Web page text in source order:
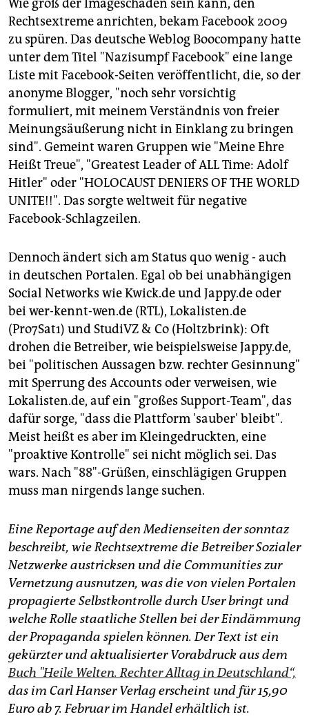
Wie groß der Imageschaden sein kann, den
Rechtsextreme anrichten, bekam Facebook 2009
zu spüren. Das deutsche Weblog Boocompany hatte
unter dem Titel "Nazisumpf Facebook" eine lange
Liste mit Facebook-Seiten veröffentlicht, die, so der
anonyme Blogger, "noch sehr vorsichtig
formuliert, mit meinem Verständnis von freier
Meinungsäußerung nicht in Einklang zu bringen
sind". Gemeint waren Gruppen wie "Meine Ehre
Heißt Treue", "Greatest Leader of ALL Time: Adolf
Hitler" oder "HOLOCAUST DENIERS OF THE WORLD
UNITE!!". Das sorgte weltweit für negative
Facebook-Schlagzeilen.
Dennoch ändert sich am Status quo wenig - auch
in deutschen Portalen. Egal ob bei unabhängigen
Social Networks wie Kwick.de und Jappy.de oder
bei wer-kennt-wen.de (RTL), Lokalisten.de
(Pro7Sat1) und StudiVZ & Co (Holtzbrink): Oft
drohen die Betreiber, wie beispielsweise Jappy.de,
bei "politischen Aussagen bzw. rechter Gesinnung"
mit Sperrung des Accounts oder verweisen, wie
Lokalisten.de, auf ein "großes Support-Team", das
dafür sorge, "dass die Plattform 'sauber' bleibt".
Meist heißt es aber im Kleingedruckten, eine
"proaktive Kontrolle" sei nicht möglich sei. Das
wars. Nach "88"-Grüßen, einschlägigen Gruppen
muss man nirgends lange suchen.
Eine Reportage auf den Medienseiten der sonntaz
beschreibt, wie Rechtsextreme die Betreiber Sozialer
Netzwerke austricksen und die Communities zur
Vernetzung ausnutzen, was die von vielen Portalen
propagierte Selbstkontrolle durch User bringt und
welche Rolle staatliche Stellen bei der Eindämmung
der Propaganda spielen können. Der Text ist ein
gekürzter und aktualisierter Vorabdruck aus dem
Buch "Heile Welten. Rechter Alltag in Deutschland“,
das im Carl Hanser Verlag erscheint und für 15,90
Euro ab 7. Februar im Handel erhältlich ist.